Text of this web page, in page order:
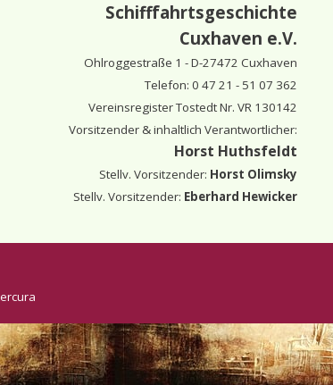
Schifffahrtsgeschichte
Cuxhaven e.V.
Ohlroggestraße 1 - D-27472 Cuxhaven
Telefon: 0 47 21 - 51 07 362
Vereinsregister Tostedt Nr. VR 130142
Vorsitzender & inhaltlich Verantwortlicher:
Horst Huthsfeldt
Stellv. Vorsitzender: Horst Olimsky
Stellv. Vorsitzender: Eberhard Hewicker